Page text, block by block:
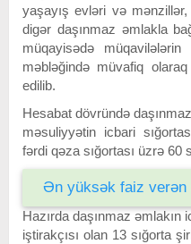
yaşayış evləri və
digər daşınmaz əmlakla
müqayisədə müqavilələrin
məbləğində müvafiq
edilib.
Hesabat dövründə
məsuliyyətin icbari
fərdi qəza sığortası üzrə 60
Ən yüksək faiz verən
Hazırda daşınmaz əmlakın
iştirakçısı olan 13 sığorta